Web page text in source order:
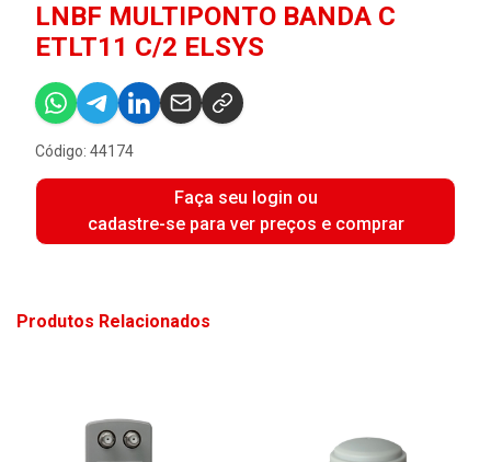
LNBF MULTIPONTO BANDA C
ETLT11 C/2 ELSYS
Código: 44174
Faça seu login ou
cadastre-se para ver preços e comprar
Produtos Relacionados